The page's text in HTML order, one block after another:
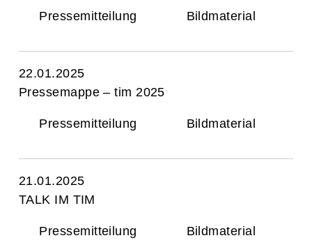
Pressemitteilung Bildmaterial
22.01.2025
Pressemappe – tim 2025
Pressemitteilung Bildmaterial
21.01.2025
TALK IM TIM
Pressemitteilung Bildmaterial